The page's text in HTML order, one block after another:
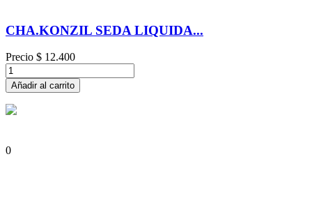
CHA.KONZIL SEDA LIQUIDA...
Precio $ 12.400
Añadir al carrito
0